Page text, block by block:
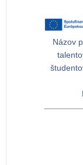
Názov